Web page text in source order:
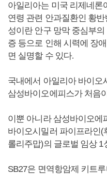
아일리아는 미국 리제네론
연령 관련 안과질환인 황
성이란 안구 망막 중심부
증 등으로 인해 시력에 장
면 실명할 수 있다.
국내에서 아일리아 바이오
삼성바이오에피스가 처음
이뿐 아니라 삼성바이오에
바이오시밀러 파이프라인(
롤리주맙)의 글로벌 임상 1
SB27은 면역항암제 키트